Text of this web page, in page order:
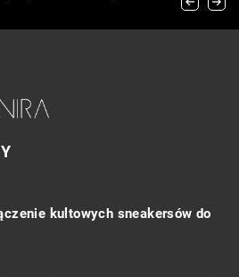
C?
zewnętrznymi?
kultowych sneakersów do